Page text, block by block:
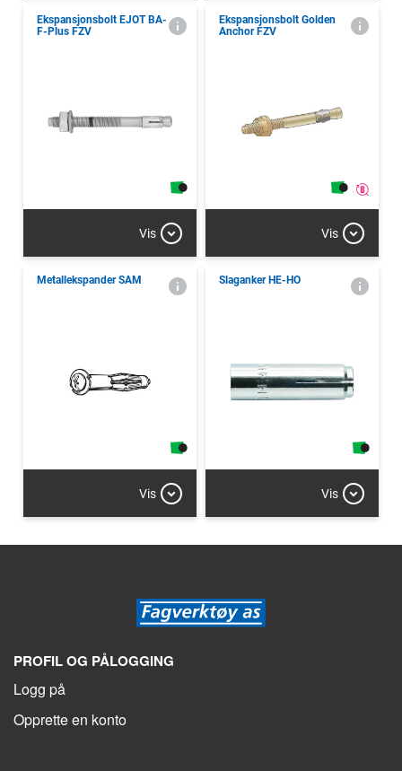
Ekspansjonsbolt EJOT BA-
F-Plus FZV
Vis
Ekspansjonsbolt Golden
Anchor FZV
Vis
Metallekspander SAM
Vis
Slaganker HE-HO
Vis
PROFIL OG PÅLOGGING
Logg på
Opprette en konto